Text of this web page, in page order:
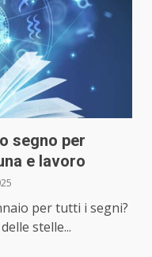
segno per
e lavoro
per tutti i segni?
stelle...